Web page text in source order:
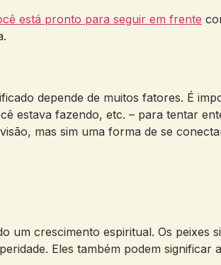
está pronto para seguir em frente
depende de muitos fatores. É
estava fazendo, etc. – para tentar
mas sim uma forma de se
um crescimento espiritual. Os peixes
Eles também podem significar